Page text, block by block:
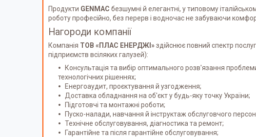
Продукти GENMAC безшумні й елегантні, у типовому
роботу професійно, без перерв і водночас не забуваючи
Нагороди компанії
Компанія ТОВ «ПЛАС ЕНЕРДЖІ»здійснює повний спектр
підприємств всіляких галузей):
Консультація та вибір оптимального розв'язання
технологічних рішеннях;
Енергоаудит, проєктування й узгодження;
Доставка обладнання на об'єкт у будь-яку точку України;
Підготовчі та монтажні роботи;
Пуско-налади, навчання й інструктаж обслуговчого
Технічне обслуговування, діагностика та ремонт;
Гарантійне та після гарантійне обслуговування;